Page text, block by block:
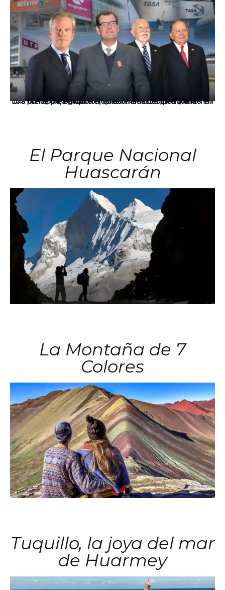
Los principales grupos empresariales del país mantienen una fuerte presencia en Áncash mediante inversiones en comercio, educación, salud e industria pesquera.
El Parque Nacional
Huascarán
La Montaña de 7
Colores
Tuquillo, la joya del mar
de Huarmey